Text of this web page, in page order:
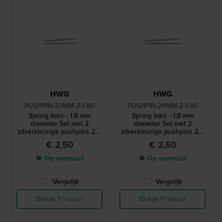
HWG
PUSHPIN-23MM-Z-1,80
Spring bars - 1.8 mm
diameter Set met 2
zilverkleurige pushpins 23-
1.8 mm
€ 2,50
● Op voorraad
Vergelijk
Bekijk Product
HWG
PUSHPIN-24MM-Z-1,80
Spring bars - 1.8 mm
diameter Set met 2
zilverkleurige pushpins 24-
1.8 mm
€ 2,50
● Op voorraad
Vergelijk
Bekijk Product